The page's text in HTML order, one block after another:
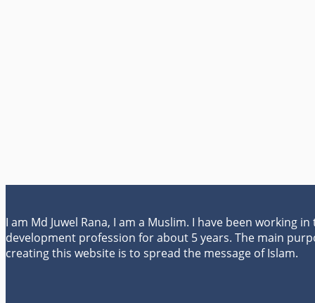
I am Md Juwel Rana, I am a Muslim. I have been working in
development profession for about 5 years. The main
creating this website is to spread the message of Islam.